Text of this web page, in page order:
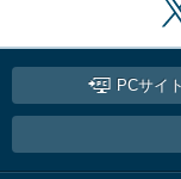
PCサイト